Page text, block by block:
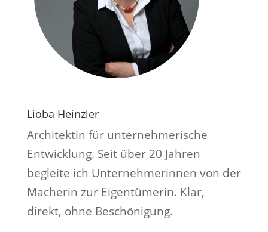
Lioba Heinzler
Architektin für unternehmerische
Entwicklung. Seit über 20 Jahren
begleite ich Unternehmerinnen von der
Macherin zur Eigentümerin. Klar,
direkt, ohne Beschönigung.